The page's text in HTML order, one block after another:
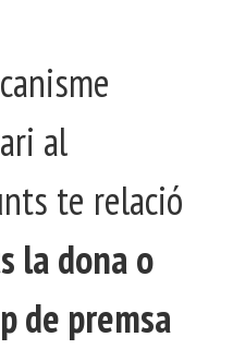
al
te relació
la dona o
de premsa